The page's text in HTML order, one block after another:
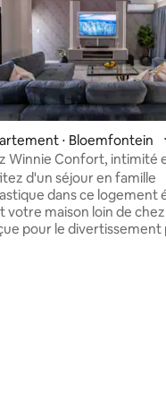
5
sur la base de 46
⋅ Bloemfontein
Chez Winnie Confort,
d'un séjour en famille
dans ce logement
votre maison loin de
pour le divertissement